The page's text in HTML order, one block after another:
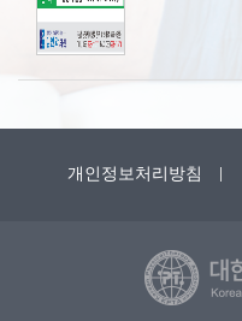
개인정보처리방침